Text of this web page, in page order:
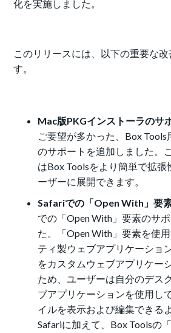
化を実施しました。
このリリースには、以下の重要な
す。
Mac版PKGインストーラのサ
ご要望が多かった、Box Tools
のサポートを追加しました。
はBox Toolsをより簡単で拡
ーザーに展開できます。
Safariでの「Open With」要
での「Open With」要素のサ
た。「Open With」要素を使
ティ製ウェブアプリケーショ
をカスタムウェブアプリケー
ため、ユーザーは自分のデス
ブアプリケーションを使用し
イルを表示および編集できる
Safariに加えて、Box Toolsの